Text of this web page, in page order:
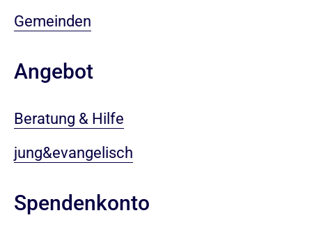
Gemeinden
Angebot
Beratung & Hilfe
jung&evangelisch
Spendenkonto